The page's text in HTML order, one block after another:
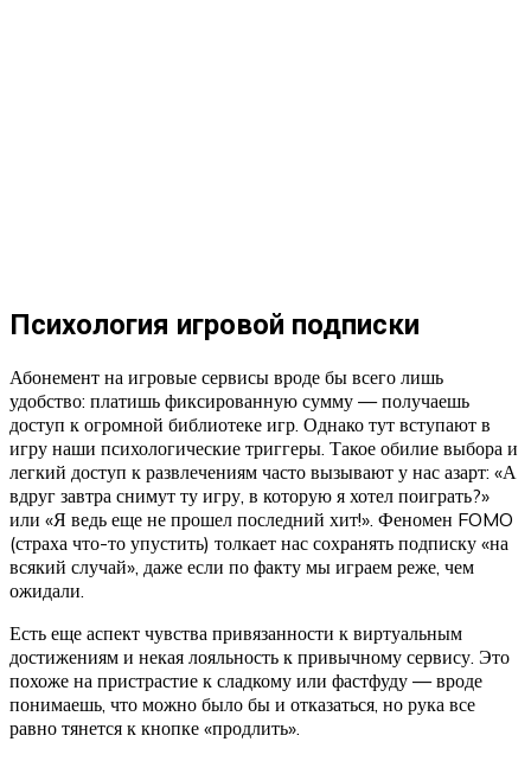
Психология игровой подписки
Абонемент на игровые сервисы вроде бы всего лишь
удобство: платишь фиксированную сумму — получаешь
доступ к огромной библиотеке игр. Однако тут вступают в
игру наши психологические триггеры. Такое обилие выбора и
легкий доступ к развлечениям часто вызывают у нас азарт: «А
вдруг завтра снимут ту игру, в которую я хотел поиграть?»
или «Я ведь еще не прошел последний хит!». Феномен FOMO
(страха что-то упустить) толкает нас сохранять подписку «на
всякий случай», даже если по факту мы играем реже, чем
ожидали.
Есть еще аспект чувства привязанности к виртуальным
достижениям и некая лояльность к привычному сервису. Это
похоже на пристрастие к сладкому или фастфуду — вроде
понимаешь, что можно было бы и отказаться, но рука все
равно тянется к кнопке «продлить».